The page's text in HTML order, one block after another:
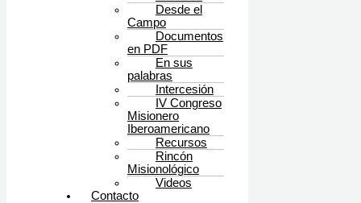
Desde el
Campo
Documentos
en PDF
En sus
palabras
Intercesión
IV Congreso
Misionero
Iberoamericano
Recursos
Rincón
Misionológico
Videos
Contacto